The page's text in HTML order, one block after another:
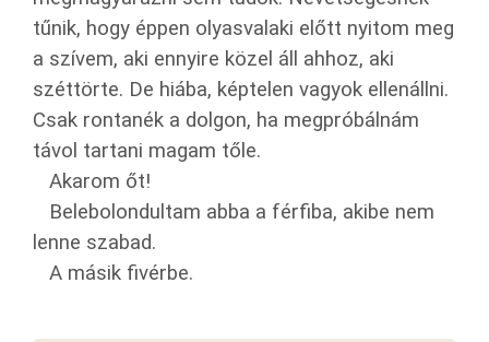
tűnik, hogy éppen olyasvalaki előtt nyitom meg
a szívem, aki ennyire közel áll ahhoz, aki
széttörte. De hiába, képtelen vagyok ellenállni.
Csak rontanék a dolgon, ha megpróbálnám
távol tartani magam tőle.
Akarom őt!
Belebolondultam abba a férfiba, akibe nem
lenne szabad.
A másik fivérbe.